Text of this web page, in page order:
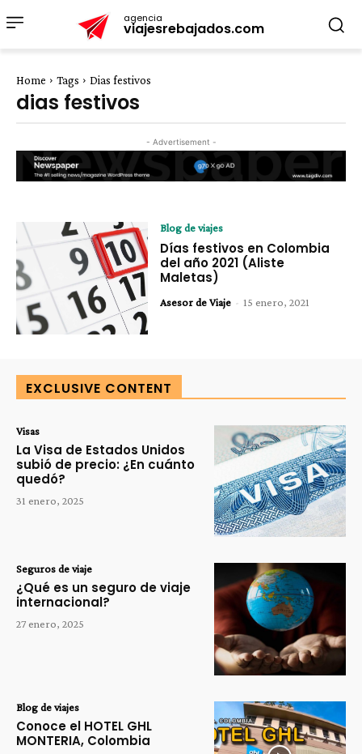
agencia
viajesrebajados.com
Home Tags Dias festivos
dias festivos
- Advertisement -
Blog de viajes
Días festivos en Colombia
del año 2021 (Aliste
Maletas)
Asesor de Viaje - 15 enero, 2021
EXCLUSIVE CONTENT
Visas
La Visa de Estados Unidos
subió de precio: ¿En cuánto
quedó?
31 enero, 2025
Seguros de viaje
¿Qué es un seguro de viaje
internacional?
27 enero, 2025
Blog de viajes
Conoce el HOTEL GHL
MONTERIA, Colombia